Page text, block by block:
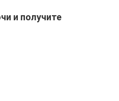
и получите